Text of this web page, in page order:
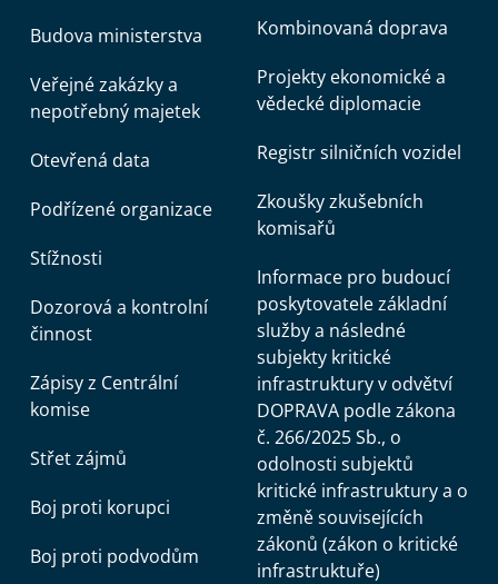
Budova ministerstva
Veřejné zakázky a
nepotřebný majetek
Otevřená data
Podřízené organizace
Stížnosti
Dozorová a kontrolní
činnost
Zápisy z Centrální
komise
Střet zájmů
Boj proti korupci
Boj proti podvodům
Kombinovaná doprava
Projekty ekonomické a
vědecké diplomacie
Registr silničních vozidel
Zkoušky zkušebních
komisařů
Informace pro budoucí
poskytovatele základní
služby a následné
subjekty kritické
infrastruktury v odvětví
DOPRAVA podle zákona
č. 266/2025 Sb., o
odolnosti subjektů
kritické infrastruktury a o
změně souvisejících
zákonů (zákon o kritické
infrastruktuře)